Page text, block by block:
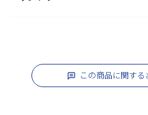
この商品に関する